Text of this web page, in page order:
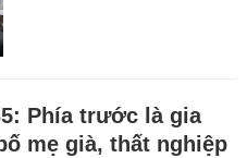
Phía trước là gia
mẹ già, thất nghiệp